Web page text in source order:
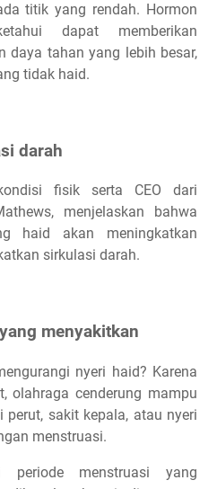
titik yang rendah. Hormon
dapat memberikan
daya tahan yang lebih besar,
tidak haid.
darah
fisik serta CEO dari
menjelaskan bahwa
haid akan meningkatkan
sirkulasi darah.
menyakitkan
nyeri haid? Karena
olahraga cenderung mampu
perut, sakit kepala, atau nyeri
menstruasi.
periode menstruasi yang